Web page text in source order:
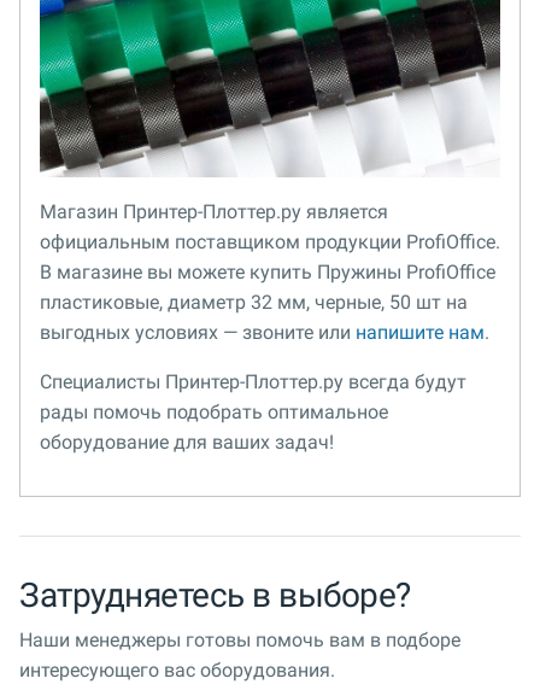
Магазин Принтер-Плоттер.ру является
официальным поставщиком продукции ProfiOffice.
В магазине вы можете купить Пружины ProfiOffice
пластиковые, диаметр 32 мм, черные, 50 шт на
выгодных условиях — звоните или напишите нам.
Специалисты Принтер-Плоттер.ру всегда будут
рады помочь подобрать оптимальное
оборудование для ваших задач!
Затрудняетесь в выборе?
Наши менеджеры готовы помочь вам в подборе
интересующего вас оборудования.